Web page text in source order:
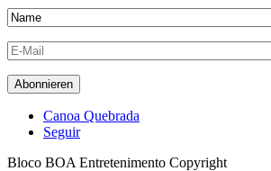
Canoa Quebrada
Seguir
Bloco BOA Entretenimento Copyright